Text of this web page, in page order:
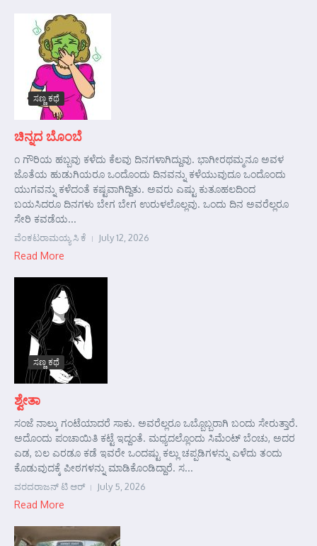
ಸಣ್ಣ ಕಥೆ
ಚಿನ್ನದ ಬೊಂಬೆ
೧ ಗೌರಿಯ ಹಬ್ಬವು ಕಳೆದು ಕೆಲವು ದಿನಗಳಾಗಿದ್ದುವು. ಭಾಗೀರಥಮ್ಮನೂ ಅವಳ
ಜೊತೆಯ ಹುಡುಗಿಯರೂ ಒಂದೊಂದು ದಿನವನ್ನು ಕಳೆಯುವುದೂ ಒಂದೊಂದು
ಯುಗವನ್ನು ಕಳೆದಂತೆ ಕಷ್ಟವಾಗಿದ್ದಿತು. ಅವರು ಎಷ್ಟು ಕುತೂಹಲದಿಂದ
ಬಯಸಿದರೂ ದಿನಗಳು ಬೇಗ ಬೇಗ ಉರುಳಲೊಲ್ಲವು. ಒಂದು ದಿನ ಅವರೆಲ್ಲರೂ
ಸೇರಿ ಕವಡೆಯ...
ವೆಂಕಟರಾಮಯ್ಯ ಸಿ ಕೆ July 12, 2026
Read More
ಸಣ್ಣ ಕಥೆ
ಶ್ವೇತಾ
ಸಂಜೆ ನಾಲ್ಕು ಗಂಟೆಯಾದರೆ ಸಾಕು. ಅವರೆಲ್ಲರೂ ಒಬ್ಬೊಬ್ಬರಾಗಿ ಬಂದು ಸೇರುತ್ತಾರೆ.
ಅದೊಂದು ಪಂಚಾಯಿತಿ ಕಟ್ಟೆ ಇದ್ದಂತೆ. ಮಧ್ಯದಲ್ಲೊಂದು ಸಿಮೆಂಟ್ ಬೆಂಚು, ಅದರ
ಎಡ, ಬಲ ಎರಡೂ ಕಡೆ ಇವರೇ ಒಂದಷ್ಟು ಕಲ್ಲು ಚಪ್ಪಡಿಗಳನ್ನು ಎಳೆದು ತಂದು
ಕೊಡುವುದಕ್ಕೆ ಪೀಠಗಳನ್ನು ಮಾಡಿಕೊಂಡಿದ್ದಾರೆ. ಸ...
ವರದರಾಜನ್ ಟಿ ಆರ್ July 5, 2026
Read More